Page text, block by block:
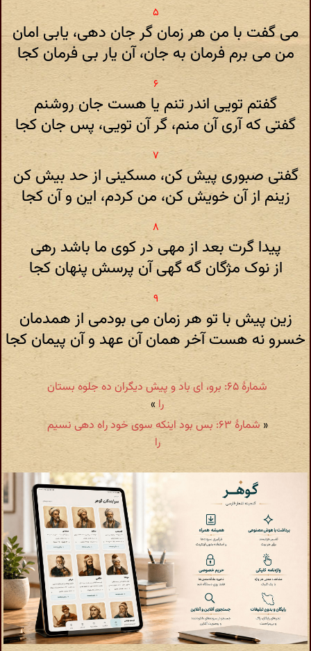
می گفت با من هر زمان گر جان دهی، یابی امان
من می برم فرمان به جان، آن یار بی فرمان کجا
گفتم تویی اندر تنم یا هست جان روشنم
گفتی که آری آن منم، گر آن تویی، پس جان کجا
گفتی صبوری پیش کن، مسکینی از حد بیش کن
زینم از آن خویش کن، من کردم، این و آن کجا
پیدا گرت بعد از مهی در کوی ما باشد رهی
از نوک مژگان گه گهی آن پرسش پنهان کجا
زین پیش با تو هر زمان می بودمی از همدمان
خسرو نه هست آخر همان آن عهد و آن پیمان کجا
شمارهٔ ۶۵: برو، ای باد و پیش دیگران ده جلوه بستان
را »
«
شمارهٔ ۶۳: بس بود اینکه سوی خود راه دهی نسیم
را